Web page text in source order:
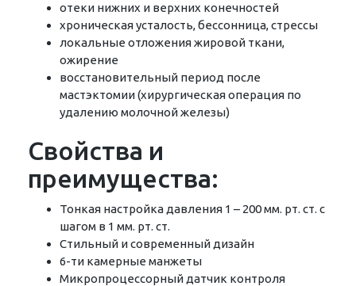
отеки нижних и верхних конечностей
хроническая усталость, бессонница, стрессы
локальные отложения жировой ткани,
ожирение
восстановительный период после
мастэктомии (хирургическая операция по
удалению молочной железы)
Свойства и
преимущества:
Тонкая настройка давления 1 – 200 мм. рт. ст. с
шагом в 1 мм. рт. ст.
Стильный и современный дизайн
6-ти камерные манжеты
Микропроцессорный датчик контроля